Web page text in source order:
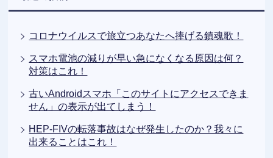
コロナウイルスで旅立つあなたへ捧げる鎮魂歌！
スマホ電池の減りが早い急になくなる原因は何？
対策はこれ！
古いAndroidスマホ「このサイトにアクセスできま
せん」の表示が出てしまう！
HEP-FIVの転落事故はなぜ発生したのか？我々に
出来ることはこれ！